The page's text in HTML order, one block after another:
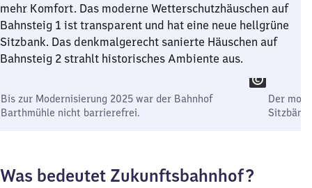
mehr Komfort. Das moderne Wetterschutzhäuschen auf
Bahnsteig 1 ist transparent und hat eine neue hellgrüne
Sitzbank. Das denkmalgerecht sanierte Häuschen auf
Bahnsteig 2 strahlt historisches Ambiente aus.
Bis zur Modernisierung 2025 war der Bahnhof
Barthmühle nicht barrierefrei.
Der
Was bedeutet Zukunftsbahnhof?